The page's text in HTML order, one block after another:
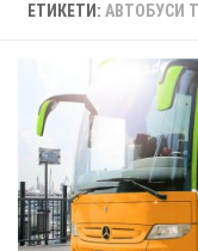
ЕТИКЕТИ: АВТОБУСИ